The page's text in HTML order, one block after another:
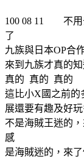
100 08 11 不用
了
九族與日本OP合
來到九族才真的
真的 真的 真的
這比小X國之前的
展還要有趣及好
不是海賊王迷的
感
是海賊迷的，來